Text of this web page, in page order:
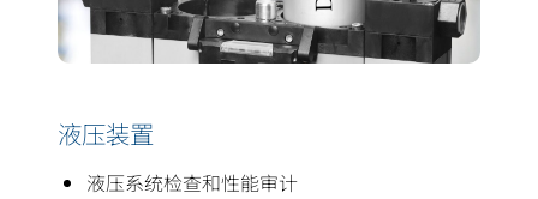
液压装置
液压系统检查和性能审计